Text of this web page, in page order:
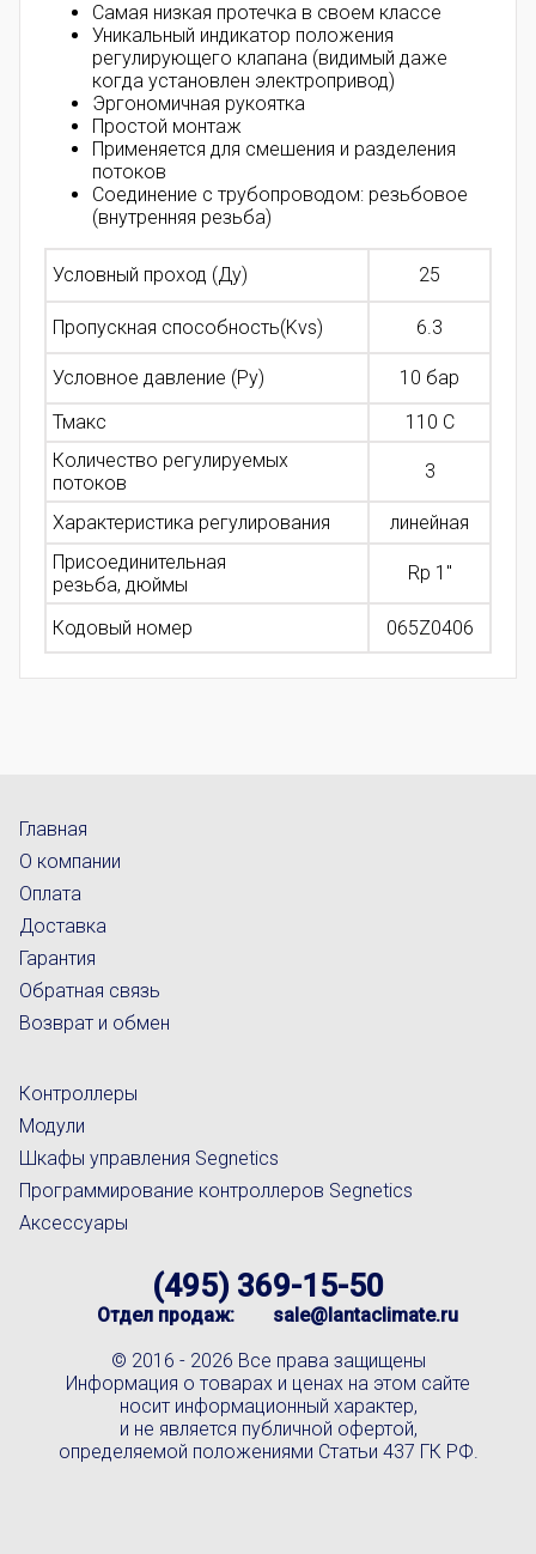
Самая низкая протечка в своем классе
Уникальный индикатор положения
регулирующего клапана (видимый даже
когда установлен электропривод)
Эргономичная рукоятка
Простой монтаж
Применяется для смешения и разделения
потоков
Соединение с трубопроводом: резьбовое
(внутренняя резьба)
Условный проход (Ду) 25
Пропускная способность(Kvs) 6.3
Условное давление (Ру)
10 бар
Тмакс
110 С
Количество регулируемых
потоков
3
Характеристика регулирования
линейная
Присоединительная
резьба, дюймы
Rp 1"
Кодовый номер 065Z0406
Главная
О компании
Оплата
Доставка
Гарантия
Обратная связь
Возврат и обмен
Контроллеры
Модули
Шкафы управления Segnetics
Программирование контроллеров Segnetics
Аксессуары
(495) 369-15-50
Отдел продаж: sale@lantaclimate.ru
© 2016 - 2026 Все права защищены
Информация о товарах и ценах на этом сайте
носит информационный характер,
и не является публичной офертой,
определяемой положениями Статьи 437 ГК РФ.